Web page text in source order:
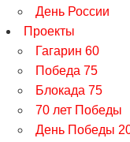
День России
Проекты
Гагарин 60
Победа 75
Блокада 75
70 лет Победы
День Победы